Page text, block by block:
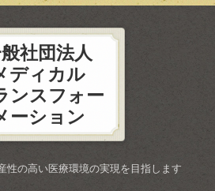
社団法人
ディカル
ンスフォー
ーション
性の高い医療環境の実現を目指します